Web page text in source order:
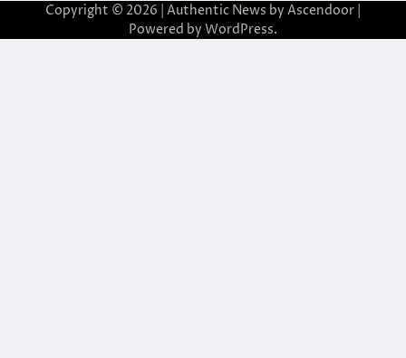
Copyright © 2026 | Authentic News by Ascendoor
Powered by WordPress.